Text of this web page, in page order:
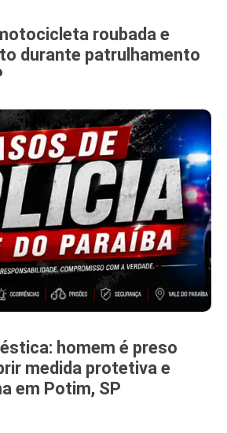
roubada e
durante patrulhamento
homem é preso
medida protetiva e
em Potim, SP